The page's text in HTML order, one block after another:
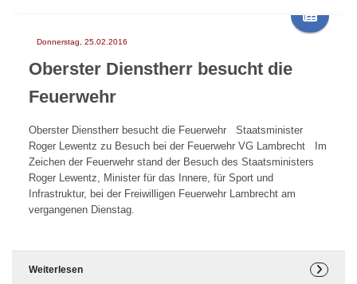
Donnerstag, 25.02.2016
Oberster Dienstherr besucht die
Feuerwehr
Oberster Dienstherr besucht die Feuerwehr Staatsminister
Roger Lewentz zu Besuch bei der Feuerwehr VG Lambrecht Im
Zeichen der Feuerwehr stand der Besuch des Staatsministers
Roger Lewentz, Minister für das Innere, für Sport und
Infrastruktur, bei der Freiwilligen Feuerwehr Lambrecht am
vergangenen Dienstag.
Weiterlesen